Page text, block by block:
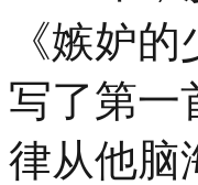
《嫉妒
写了第一
律从他脑